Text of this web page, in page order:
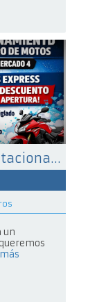
Se busca capitalista para estacionamiento de motos
un